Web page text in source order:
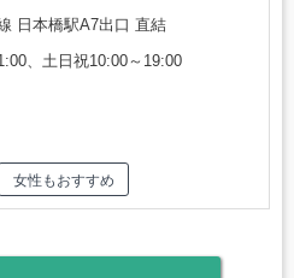
日本橋駅A7出口 直結
、土日祝10:00～19:00
女性もおすすめ